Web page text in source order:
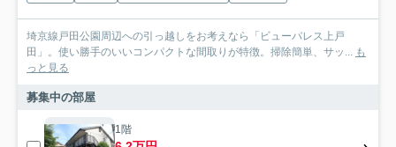
埼京線戸田公園周辺への引っ越しをお考えなら「ビューパレス上戸
田」。使い勝手のいいコンパクトな間取りが特徴。掃除簡単、サッ... も
っと見る
募集中の部屋
1階